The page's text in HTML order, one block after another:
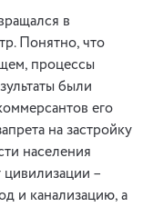
в
Понятно, что
процессы
были
его
на застройку
населения
цивилизации –
и канализацию, а